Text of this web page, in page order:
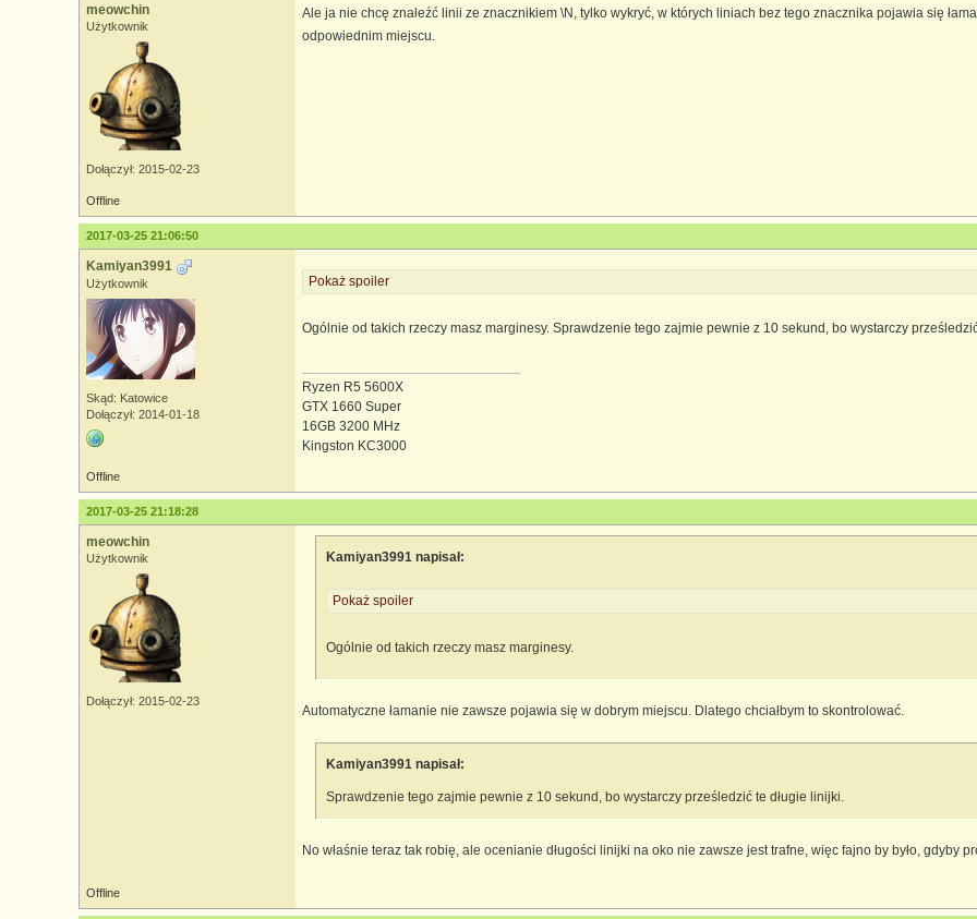
meowchin
Użytkownik
Dołączył: 2015-02-23
Ale ja nie chcę znaleźć linii ze znacznikiem \N, tylko wykryć, w których liniach bez tego znacznika pojawia się
odpowiednim miejscu.
Offline
2017-03-25 21:06:50
Kamiyan3991
Użytkownik
Skąd: Katowice
Dołączył: 2014-01-18
Pokaż spoiler
Ogólnie od takich rzeczy masz marginesy. Sprawdzenie tego zajmie pewnie z 10 sekund, bo wystarczy
Ryzen R5 5600X
GTX 1660 Super
16GB 3200 MHz
Kingston KC3000
Offline
2017-03-25 21:18:28
meowchin
Użytkownik
Dołączył: 2015-02-23
Kamiyan3991 napisał:
Pokaż spoiler
Ogólnie od takich rzeczy masz marginesy.
Automatyczne łamanie nie zawsze pojawia się w dobrym miejscu. Dlatego chciałbym to skontrolować.
Kamiyan3991 napisał:
Sprawdzenie tego zajmie pewnie z 10 sekund, bo wystarczy prześledzić te długie linijki.
No właśnie teraz tak robię, ale ocenianie długości linijki na oko nie zawsze jest trafne, więc fajno by było, gdyby
Offline